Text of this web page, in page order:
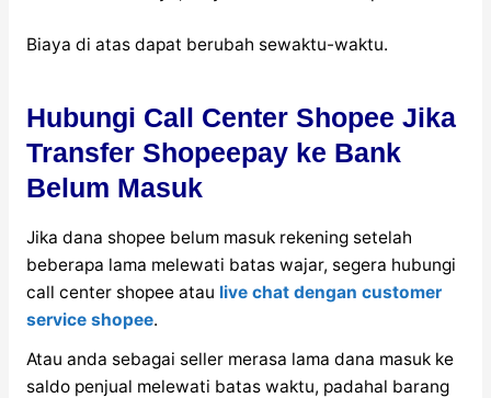
Biaya di atas dapat berubah sewaktu-waktu.
Hubungi Call Center Shopee Jika
Transfer Shopeepay ke Bank
Belum Masuk
Jika dana shopee belum masuk rekening setelah
beberapa lama melewati batas wajar, segera hubungi
call center shopee atau live chat dengan customer
service shopee.
Atau anda sebagai seller merasa lama dana masuk ke
saldo penjual melewati batas waktu, padahal barang